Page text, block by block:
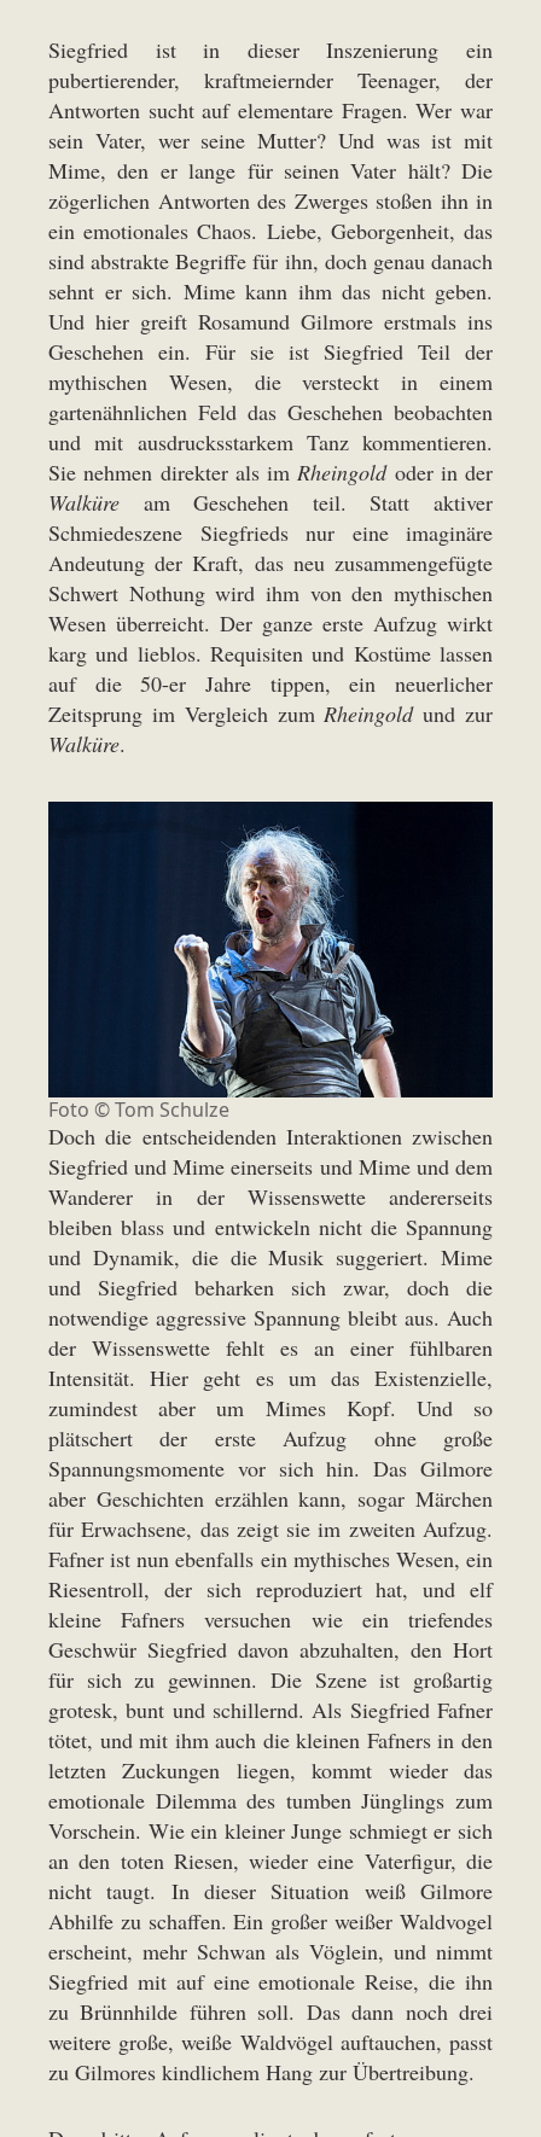
Siegfried ist in dieser Inszenierung ein
pubertierender, kraftmeiernder Teenager, der
Antworten sucht auf elementare Fragen. Wer war
sein Vater, wer seine Mutter? Und was ist mit
Mime, den er lange für seinen Vater hält? Die
zögerlichen Antworten des Zwerges stoßen ihn in
ein emotionales Chaos. Liebe, Geborgenheit, das
sind abstrakte Begriffe für ihn, doch genau danach
sehnt er sich. Mime kann ihm das nicht geben.
Und hier greift Rosamund Gilmore erstmals ins
Geschehen ein. Für sie ist Siegfried Teil der
mythischen Wesen, die versteckt in einem
gartenähnlichen Feld das Geschehen beobachten
und mit ausdrucksstarkem Tanz kommentieren.
Sie nehmen direkter als imRheingoldoder in der
Walküre am Geschehen teil. Statt aktiver
Schmiedeszene Siegfrieds nur eine imaginäre
Andeutung der Kraft, das neu zusammengefügte
Schwert Nothung wird ihm von den mythischen
Wesen überreicht. Der ganze erste Aufzug wirkt
karg und lieblos. Requisiten und Kostüme lassen
auf die 50-er Jahre tippen, ein neuerlicher
Zeitsprung im Vergleich zumRheingoldund zur
Walküre.
Foto ©Tom Schulze
Doch die entscheidenden Interaktionen zwischen
Siegfried und Mime einerseits und Mime und dem
Wanderer in der Wissenswette andererseits
bleiben blass und entwickeln nicht die Spannung
und Dynamik, die die Musik suggeriert. Mime
und Siegfried beharken sich zwar, doch die
notwendige aggressive Spannung bleibt aus. Auch
der Wissenswette fehlt es an einer fühlbaren
Intensität. Hier geht es um das Existenzielle,
zumindest aber um Mimes Kopf. Und so
plätschert der erste Aufzug ohne große
Spannungsmomente vor sich hin. Das Gilmore
aber Geschichten erzählen kann, sogar Märchen
für Erwachsene, das zeigt sie im zweiten Aufzug.
Fafner ist nun ebenfalls ein mythisches Wesen, ein
Riesentroll, der sich reproduziert hat, und elf
kleine Fafners versuchen wie ein triefendes
Geschwür Siegfried davon abzuhalten, den Hort
für sich zu gewinnen. Die Szene ist großartig
grotesk, bunt und schillernd. Als Siegfried Fafner
tötet, und mit ihm auch die kleinen Fafners in den
letzten Zuckungen liegen, kommt wieder das
emotionale Dilemma des tumben Jünglings zum
Vorschein. Wie ein kleiner Junge schmiegt er sich
an den toten Riesen, wieder eine Vaterfigur, die
nicht taugt. In dieser Situation weiß Gilmore
Abhilfe zu schaffen. Ein großer weißer Waldvogel
erscheint, mehr Schwan als Vöglein, und nimmt
Siegfried mit auf eine emotionale Reise, die ihn
zu Brünnhilde führen soll. Das dann noch drei
weitere große, weiße Waldvögel auftauchen, passt
zu Gilmores kindlichem Hang zur Übertreibung.